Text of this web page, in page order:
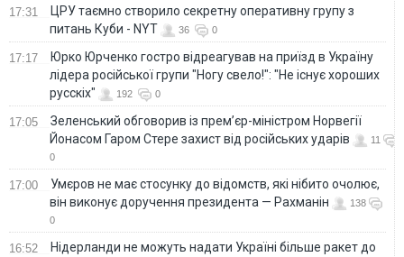
17:31
ЦРУ таємно створило секретну оперативну групу з
питань Куби - NYT
36 0
17:17
Юрко Юрченко гостро відреагував на приїзд в Україну
лідера російської групи "Ногу свело!": "Не існує хороших
русскіх"
192 0
17:05
Зеленський обговорив із прем’єр-міністром Норвегії
Йонасом Гаром Стере захист від російських ударів
11
0
17:00
Умєров не має стосунку до відомств, які нібито очолює,
він виконує доручення президента — Рахманін
138
0
16:52
Нідерланди не можуть надати Україні більше ракет до